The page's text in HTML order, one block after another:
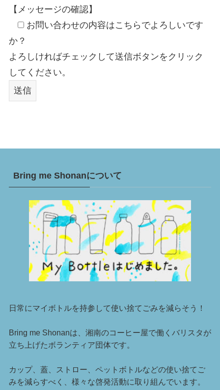
【メッセージの確認】
お問い合わせの内容はこちらでよろしいです
か？
よろしければチェックして送信ボタンをクリック
してください。
Bring me Shonanについて
日常にマイボトルを持参して使い捨てごみを減らそう！
Bring me Shonanは、湘南のコーヒー屋で働くバリスタが
立ち上げたボランティア団体です。
カップ、蓋、ストロー、ペットボトルなどの使い捨てご
みを減らすべく、様々な啓発活動に取り組んでいます。